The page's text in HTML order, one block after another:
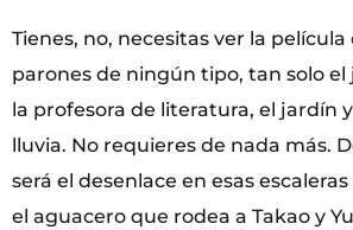
Tienes, no, necesitas ver la
parones de ningún tipo, tan solo
la profesora de literatura, el jardín
lluvia. No requieres de nada más.
será el desenlace en esas
el aguacero que rodea a Takao y